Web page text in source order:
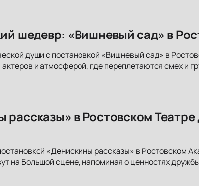
шедевр: «Вишневый сад» в
души с постановкой «Вишневый сад» в
и атмосферой, где переплетаются смех и
рассказы» в Ростовском
«Денискины рассказы» в Ростовском
на Большой сцене, напоминая о ценностях